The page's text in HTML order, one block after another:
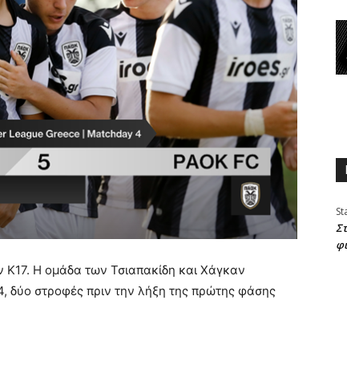
Κ17. Η ομάδα των Τσιαπακίδη και Χάγκαν
δύο στροφές πριν την λήξη της πρώτης φάσης